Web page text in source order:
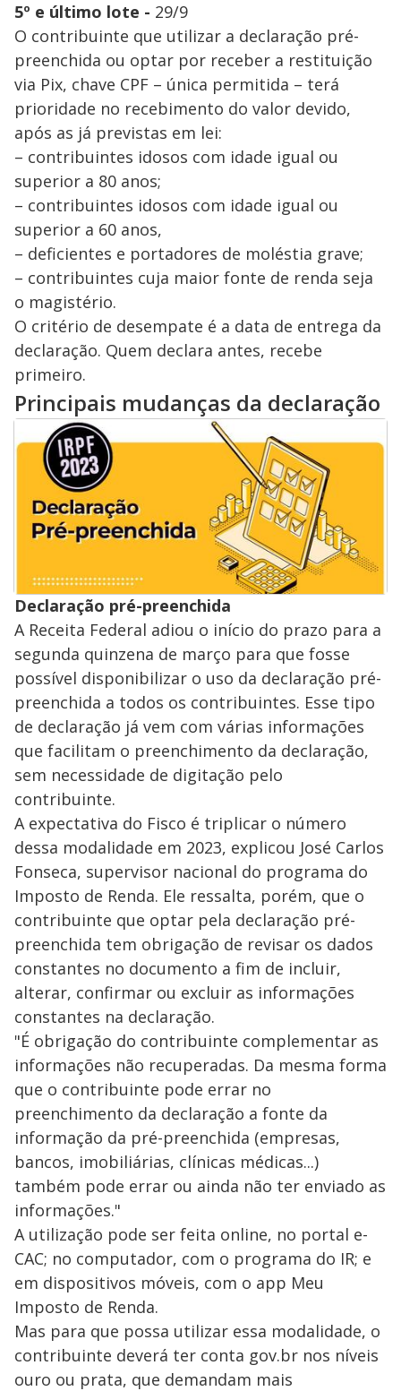
5º e último lote - 29/9
O contribuinte que utilizar a declaração pré-
preenchida ou optar por receber a restituição
via Pix, chave CPF – única permitida – terá
prioridade no recebimento do valor devido,
após as já previstas em lei:
– contribuintes idosos com idade igual ou
superior a 80 anos;
– contribuintes idosos com idade igual ou
superior a 60 anos,
– deficientes e portadores de moléstia grave;
– contribuintes cuja maior fonte de renda seja
o magistério.
O critério de desempate é a data de entrega da
declaração. Quem declara antes, recebe
primeiro.
Principais mudanças da declaração
Declaração pré-preenchida
A Receita Federal adiou o início do prazo para a
segunda quinzena de março para que fosse
possível disponibilizar o uso da declaração pré-
preenchida a todos os contribuintes. Esse tipo
de declaração já vem com várias informações
que facilitam o preenchimento da declaração,
sem necessidade de digitação pelo
contribuinte.
A expectativa do Fisco é triplicar o número
dessa modalidade em 2023, explicou José Carlos
Fonseca, supervisor nacional do programa do
Imposto de Renda. Ele ressalta, porém, que o
contribuinte que optar pela declaração pré-
preenchida tem obrigação de revisar os dados
constantes no documento a fim de incluir,
alterar, confirmar ou excluir as informações
constantes na declaração.
"É obrigação do contribuinte complementar as
informações não recuperadas. Da mesma forma
que o contribuinte pode errar no
preenchimento da declaração a fonte da
informação da pré-preenchida (empresas,
bancos, imobiliárias, clínicas médicas...)
também pode errar ou ainda não ter enviado as
informações."
A utilização pode ser feita online, no portal e-
CAC; no computador, com o programa do IR; e
em dispositivos móveis, com o app Meu
Imposto de Renda.
Mas para que possa utilizar essa modalidade, o
contribuinte deverá ter conta gov.br nos níveis
ouro ou prata, que demandam mais